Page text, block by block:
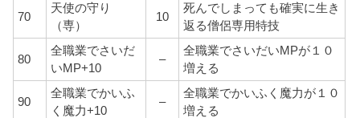
70
天使の守り
（専）
10
死んでしまっても確実に生き
返る僧侶専用特技
80
全職業でさいだ
いMP+10
–
全職業でさいだいMPが１０
増える
90
全職業でかいふ
く魔力+10
–
全職業でかいふく魔力が１０
増える